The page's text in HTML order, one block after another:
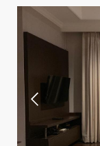
Previous